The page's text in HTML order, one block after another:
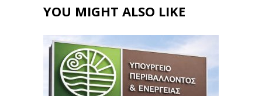
YOU MIGHT ALSO LIKE